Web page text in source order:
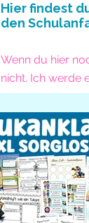
Hier findest
den
Wenn du hier
nicht. Ich werde